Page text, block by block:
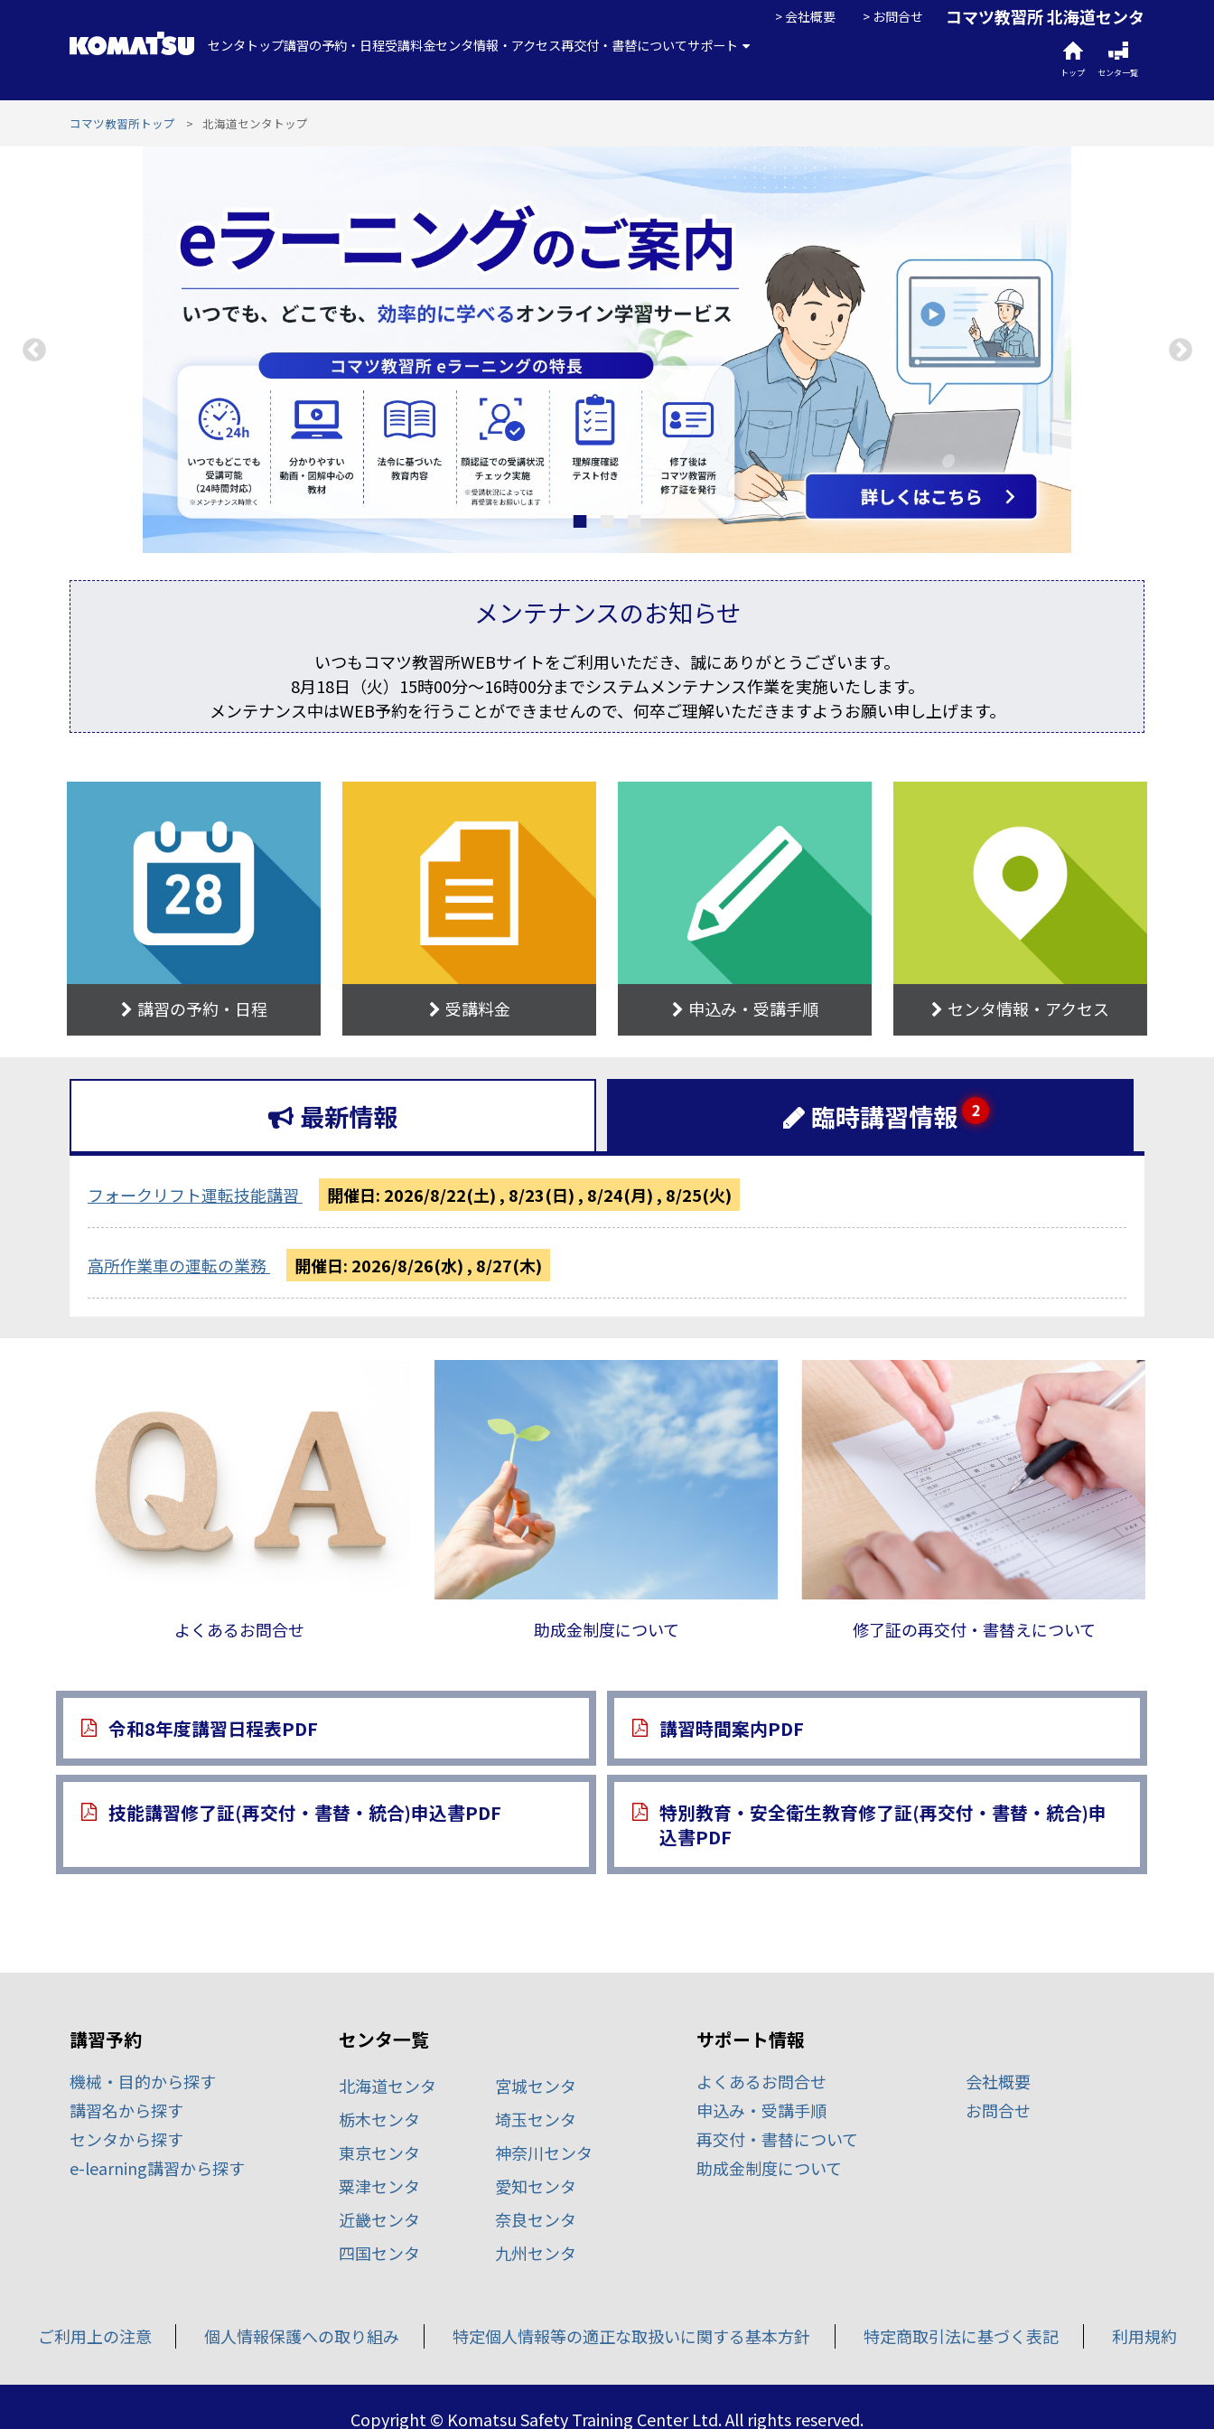
コマツ教習所 北海道センタ
会社概要 お問合せ
トップ センタ一覧
センタトップ講習の予約・日程受講料金センタ情報・アクセス再交付・書替についてサポート
コマツ教習所トップ 北海道センタトップ
メンテナンスのお知らせ
いつもコマツ教習所WEBサイトをご利用いただき、誠にありがとうございます。
8月18日（火）15時00分～16時00分までシステムメンテナンス作業を実施いたします。
メンテナンス中はWEB予約を行うことができませんので、何卒ご理解いただきますようお願い申し上げます。
講習の予約・日程 受講料金 申込み・受講手順 センタ情報・アクセス
最新情報 臨時講習情報 2
フォークリフト運転技能講習 開催日: 2026/8/22(土) , 8/23(日) , 8/24(月) , 8/25(火)
高所作業車の運転の業務 開催日: 2026/8/26(水) , 8/27(木)
よくあるお問合せ 助成金制度について 修了証の再交付・書替えについて
令和8年度講習日程表PDF 講習時間案内PDF
技能講習修了証(再交付・書替・統合)申込書PDF
特別教育・安全衛生教育修了証(再交付・書替・統合)申
込書PDF
講習予約
機械・目的から探す
講習名から探す
センタから探す
e-learning講習から探す
センタ一覧
北海道センタ
宮城センタ
栃木センタ
埼玉センタ
東京センタ
神奈川センタ
粟津センタ
愛知センタ
近畿センタ
奈良センタ
四国センタ
九州センタ
サポート情報
よくあるお問合せ
申込み・受講手順
再交付・書替について
助成金制度について
会社概要
お問合せ
ご利用上の注意 個人情報保護への取り組み 特定個人情報等の適正な取扱いに関する基本方針 特定商取引法に基づく表記 利用規約
Copyright © Komatsu Safety Training Center Ltd. All rights reserved.